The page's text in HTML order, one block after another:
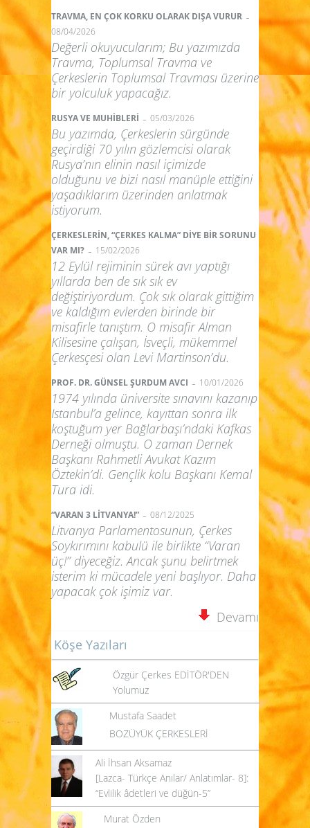
TRAVMA, EN ÇOK KORKU OLARAK DIŞA VURUR -
08/04/2026
Değerli okuyucularım; Bu yazımızda
Travma, Toplumsal Travma ve
Çerkeslerin Toplumsal Travması üzerine
bir yolculuk yapacağız.
RUSYA VE MUHİBLERİ - 05/03/2026
Bu yazımda, Çerkeslerin sürgünde
geçirdiği 70 yılın gözlemcisi olarak
Rusya’nın elinin nasıl içimizde
olduğunu ve bizi nasıl manüple ettiğini
yaşadıklarım üzerinden anlatmak
istiyorum.
ÇERKESLERİN, “ÇERKES KALMA” DİYE BİR SORUNU
VAR MI? - 15/02/2026
12 Eylül rejiminin sürek avı yaptığı
yıllarda ben de sık sık ev
değiştiriyordum. Çok sık olarak gittiğim
ve kaldığım evlerden birinde bir
misafirle tanıştım. O misafir Alman
Kilisesine çalışan, İsveçli, mükemmel
Çerkesçesi olan Levi Martinson’du.
PROF. DR. GÜNSEL ŞURDUM AVCI - 10/01/2026
1974 yılında üniversite sınavını kazanıp
Istanbul’a gelince, kayıttan sonra ilk
koştuğum yer Bağlarbaşı’ndaki Kafkas
Derneği olmuştu. O zaman Dernek
Başkanı Rahmetli Avukat Kazım
Öztekin’di. Gençlik kolu Başkanı Kemal
Tura idi.
“VARAN 3 LİTVANYA!” - 08/12/2025
Litvanya Parlamentosunun, Çerkes
Soykırımını kabulü ile birlikte “Varan
üç!” diyeceğiz. Ancak şunu belirtmek
isterim ki mücadele yeni başlıyor. Daha
yapacak çok işimiz var.
Devamı
Köşe Yazıları
Özgür Çerkes EDİTÖR'DEN
Yolumuz
Mustafa Saadet
BOZÜYÜK ÇERKESLERİ
Ali İhsan Aksamaz
[Lazca- Türkçe Anılar/ Anlatımlar- 8]:
“Evlilik âdetleri ve düğün-5”
Murat Özden